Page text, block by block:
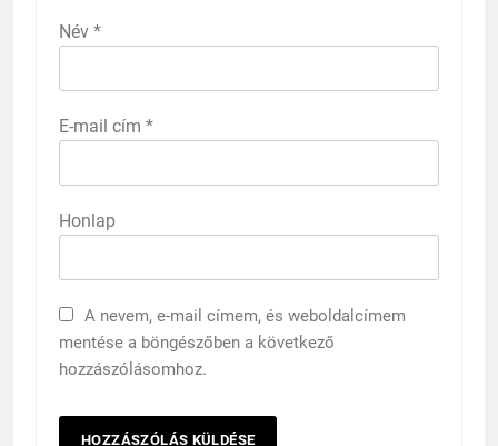
Név *
E-mail cím *
Honlap
A nevem, e-mail címem, és weboldalcímem
mentése a böngészőben a következő
hozzászólásomhoz.